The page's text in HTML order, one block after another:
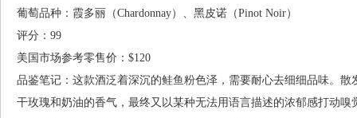
葡萄品种：霞多丽（Chardonnay）、黑皮诺（Pinot Noir）
评分：99
美国市场参考零售价：$120
品鉴笔记：这款酒泛着深沉的鲑鱼粉色泽，需要耐心去细细品味。
干玫瑰和奶油的香气，最终又以某种无法用语言描述的浓郁感打动